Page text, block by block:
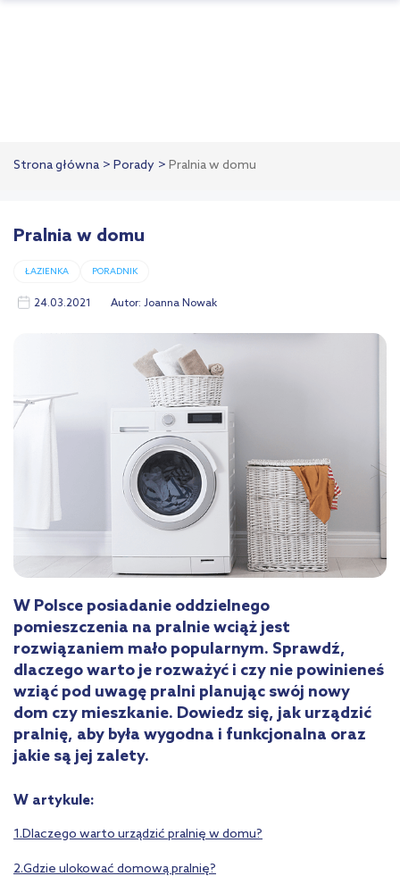
Strona główna Porady Pralnia w domu
Pralnia w domu
ŁAZIENKA PORADNIK
24.03.2021 Autor:Joanna Nowak
W Polsce posiadanie oddzielnego
pomieszczenia na pralnie wciąż jest
rozwiązaniem mało popularnym. Sprawdź,
dlaczego warto je rozważyć i czy nie powinieneś
wziąć pod uwagę pralni planując swój nowy
dom czy mieszkanie. Dowiedz się, jak urządzić
pralnię, aby była wygodna i funkcjonalna oraz
jakie są jej zalety.
W artykule:
1.Dlaczego warto urządzić pralnię w domu?
2.Gdzie ulokować domową pralnię?